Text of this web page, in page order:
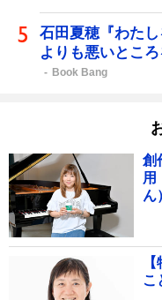
石田夏穂『わた
よりも悪いとこ
Book Bang
創
ん
こ